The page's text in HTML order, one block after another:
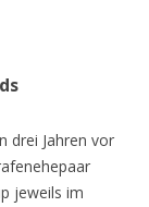
drei Jahren vor
jeweils im